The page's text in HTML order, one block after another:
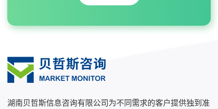
湖南贝哲斯信息咨询有限公司为不同需求的客户提供独到准